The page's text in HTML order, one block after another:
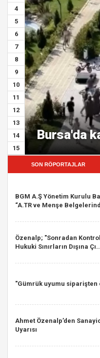
4
5
6
7
8
9
10
11
12
13
14
15
Bursa'da
SON RÖPORTAJLAR
BGM A.Ş Yönetim Kurulu
“A.TR ve Menşe
Özenalp; "Sonradan
Hukuki Sınırların Dışına
"Gümrük uyumu siparişten
Ahmet Özenalp’den
Uyarısı